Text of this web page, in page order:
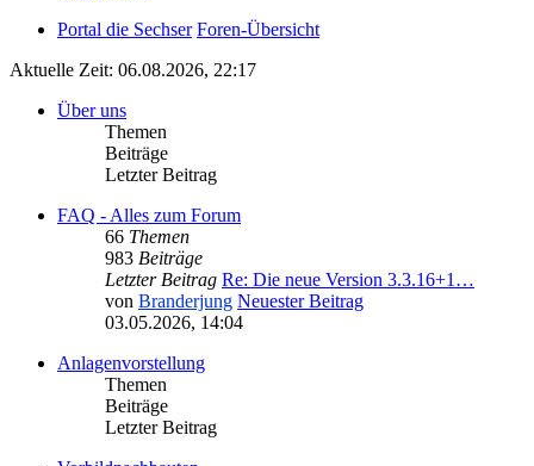
Portal die Sechser Foren-Übersicht
Aktuelle Zeit: 06.08.2026, 22:17
Über uns
Themen
Beiträge
Letzter Beitrag
FAQ - Alles zum Forum
66 Themen
983 Beiträge
Letzter Beitrag Re: Die neue Version 3.3.16+1…
von Branderjung Neuester Beitrag
03.05.2026, 14:04
Anlagenvorstellung
Themen
Beiträge
Letzter Beitrag